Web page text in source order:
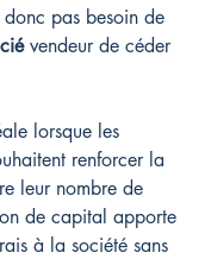
pas besoin de
vendeur de céder
lorsque les
renforcer la
leur nombre de
de capital apporte
à la société sans